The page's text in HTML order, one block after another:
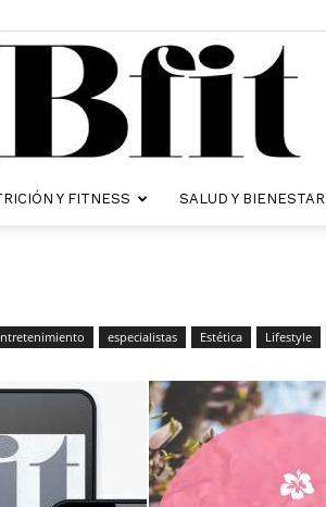
Bfit
Y FITNESS SALUD Y BIENESTAR
especialistas Estética Lifestyle